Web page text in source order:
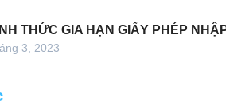
THỨC GIA HẠN GIẤY PHÉP
3, 2023